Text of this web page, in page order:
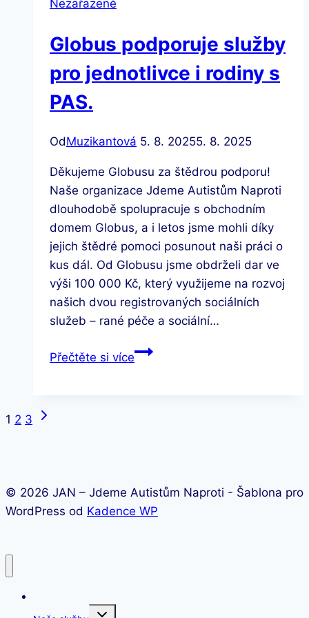
Nezařazené
Globus podporuje služby
pro jednotlivce i rodiny s
PAS.
OdMuzikantová 5. 8. 20255. 8. 2025
Děkujeme Globusu za štědrou podporu!
Naše organizace Jdeme Autistům Naproti
dlouhodobě spolupracuje s obchodním
domem Globus, a i letos jsme mohli díky
jejich štědré pomoci posunout naši práci o
kus dál. Od Globusu jsme obdrželi dar ve
výši 100 000 Kč, který využijeme na rozvoj
našich dvou registrovaných sociálních
služeb – rané péče a sociální…
Přečtěte si víceGlobus
PAS.
Navigace
1 2 3
Další
© 2026 JAN – Jdeme Autistům Naproti - Šablona pro
WordPress od Kadence WP
Toggle